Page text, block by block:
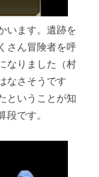
います。遺跡を
さん冒険者を呼
なりました（村
なさそうです
ということが知
です。